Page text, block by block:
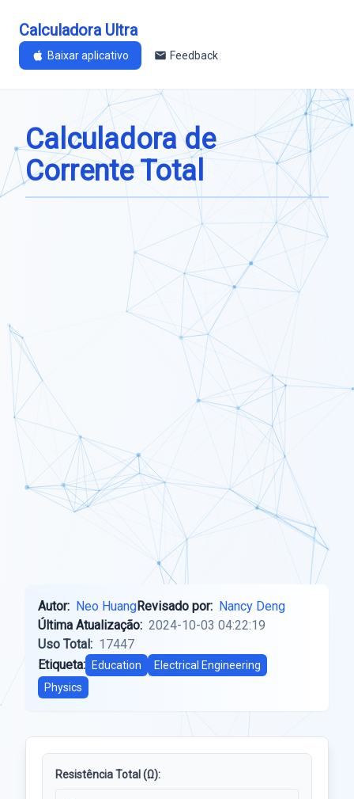
Calculadora Ultra
Baixar aplicativo Feedback
Calculadora de
Corrente Total
Autor: Neo HuangRevisado por: Nancy Deng
Última Atualização: 2024-10-03 04:22:19
Uso Total: 17447
Etiqueta:
Education
Electrical Engineering
Physics
Resistência Total (Ω):